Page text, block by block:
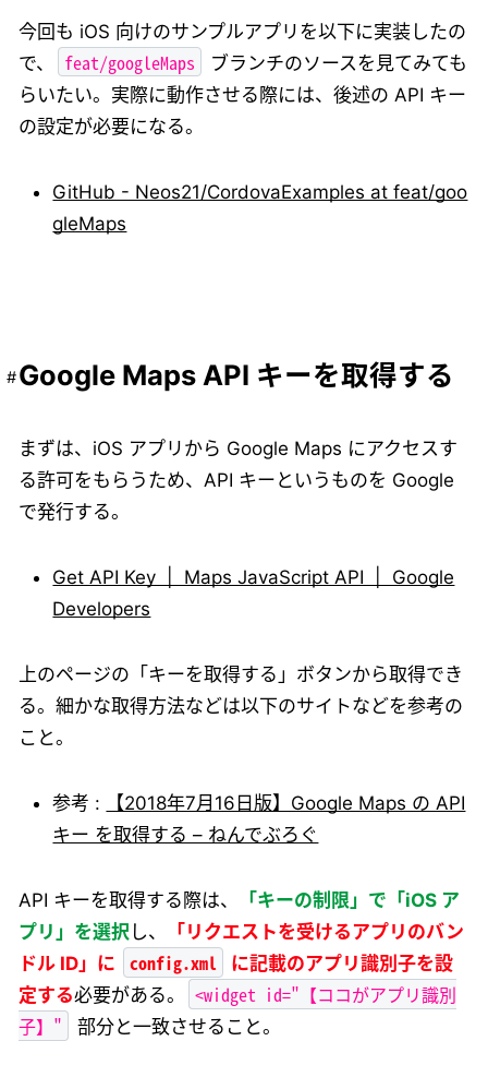
今回も iOS 向けのサンプルアプリを以下に実装したの
で、
feat/googleMaps
ブランチのソースを見てみても
らいたい。実際に動作させる際には、後述の API キー
の設定が必要になる。
GitHub - Neos21/CordovaExamples at feat/goo
gleMaps
Google Maps API キーを取得する
まずは、iOS アプリから Google Maps にアクセスす
る許可をもらうため、API キーというものを Google
で発行する。
Get API Key | Maps JavaScript API | Google
Developers
上のページの「キーを取得する」ボタンから取得でき
る。細かな取得方法などは以下のサイトなどを参考の
こと。
参考 :
【2018年7月16日版】Google Maps の API
キー を取得する – ねんでぶろぐ
API キーを取得する際は、
「キーの制限」で「iOS ア
プリ」を選択 し、
「リクエストを受けるアプリのバン
ドル ID」に
config.xml
に記載のアプリ識別子を設
定する必要がある。
<widget id="【ココがアプリ識別
子】"
部分と一致させること。